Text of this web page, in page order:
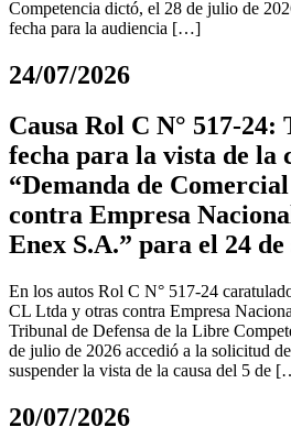
Competencia dictó, el 28 de julio de
fecha para la audiencia […]
24/07/2026
Causa Rol C N° 517-
fecha para la vista de la
“Demanda de
contra Empresa
Enex S.A.” para el 24
En los autos Rol C N° 517-24
CL Ltda y otras contra Empresa
Tribunal de Defensa de la Libre
de julio de 2026 accedió a la solicitud
suspender la vista de la causa del 5 de
20/07/2026